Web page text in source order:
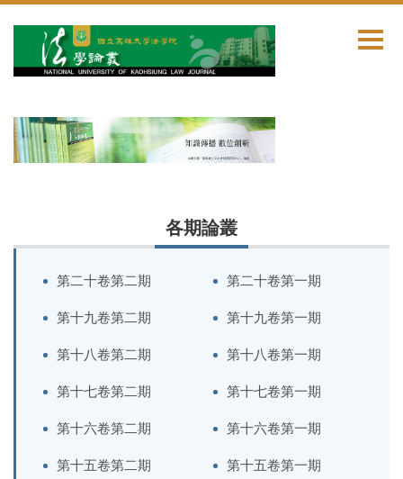
要
容
區
各期論叢
第二十卷第二期 第二十卷第一期
第十九卷第二期 第十九卷第一期
第十八卷第二期 第十八卷第一期
第十七卷第二期 第十七卷第一期
第十六卷第二期 第十六卷第一期
第十五卷第二期 第十五卷第一期